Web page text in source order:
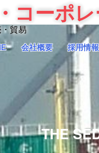
コーポ
貿易
会社概要 採用情報
THE